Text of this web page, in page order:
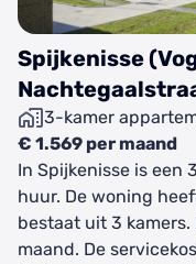
Spijkenisse
3-kamer
€ 1.569 per maand
In Spijkenisse is een
huur. De woning
bestaat uit 3
maand. De